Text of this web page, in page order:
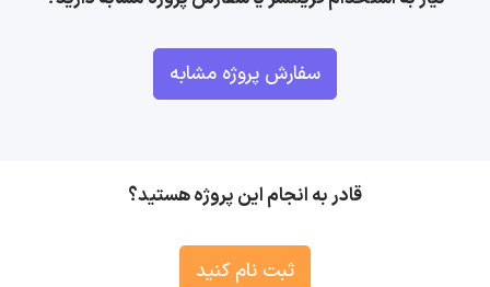
سفارش پروژه مشابه
قادر به انجام این پروژه هستید؟
ثبت نام کنید